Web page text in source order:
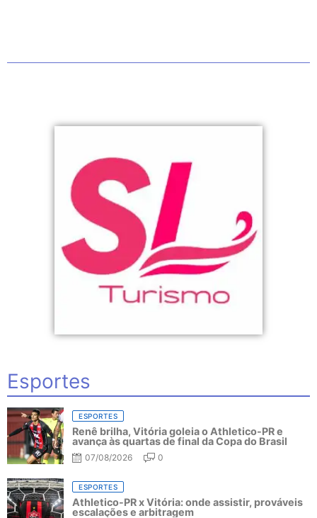
Esportes
ESPORTES
Renê brilha, Vitória goleia o Athletico-PR e
avança às quartas de final da Copa do Brasil
07/08/2026 0
ESPORTES
Athletico-PR x Vitória: onde assistir, prováveis
escalações e arbitragem